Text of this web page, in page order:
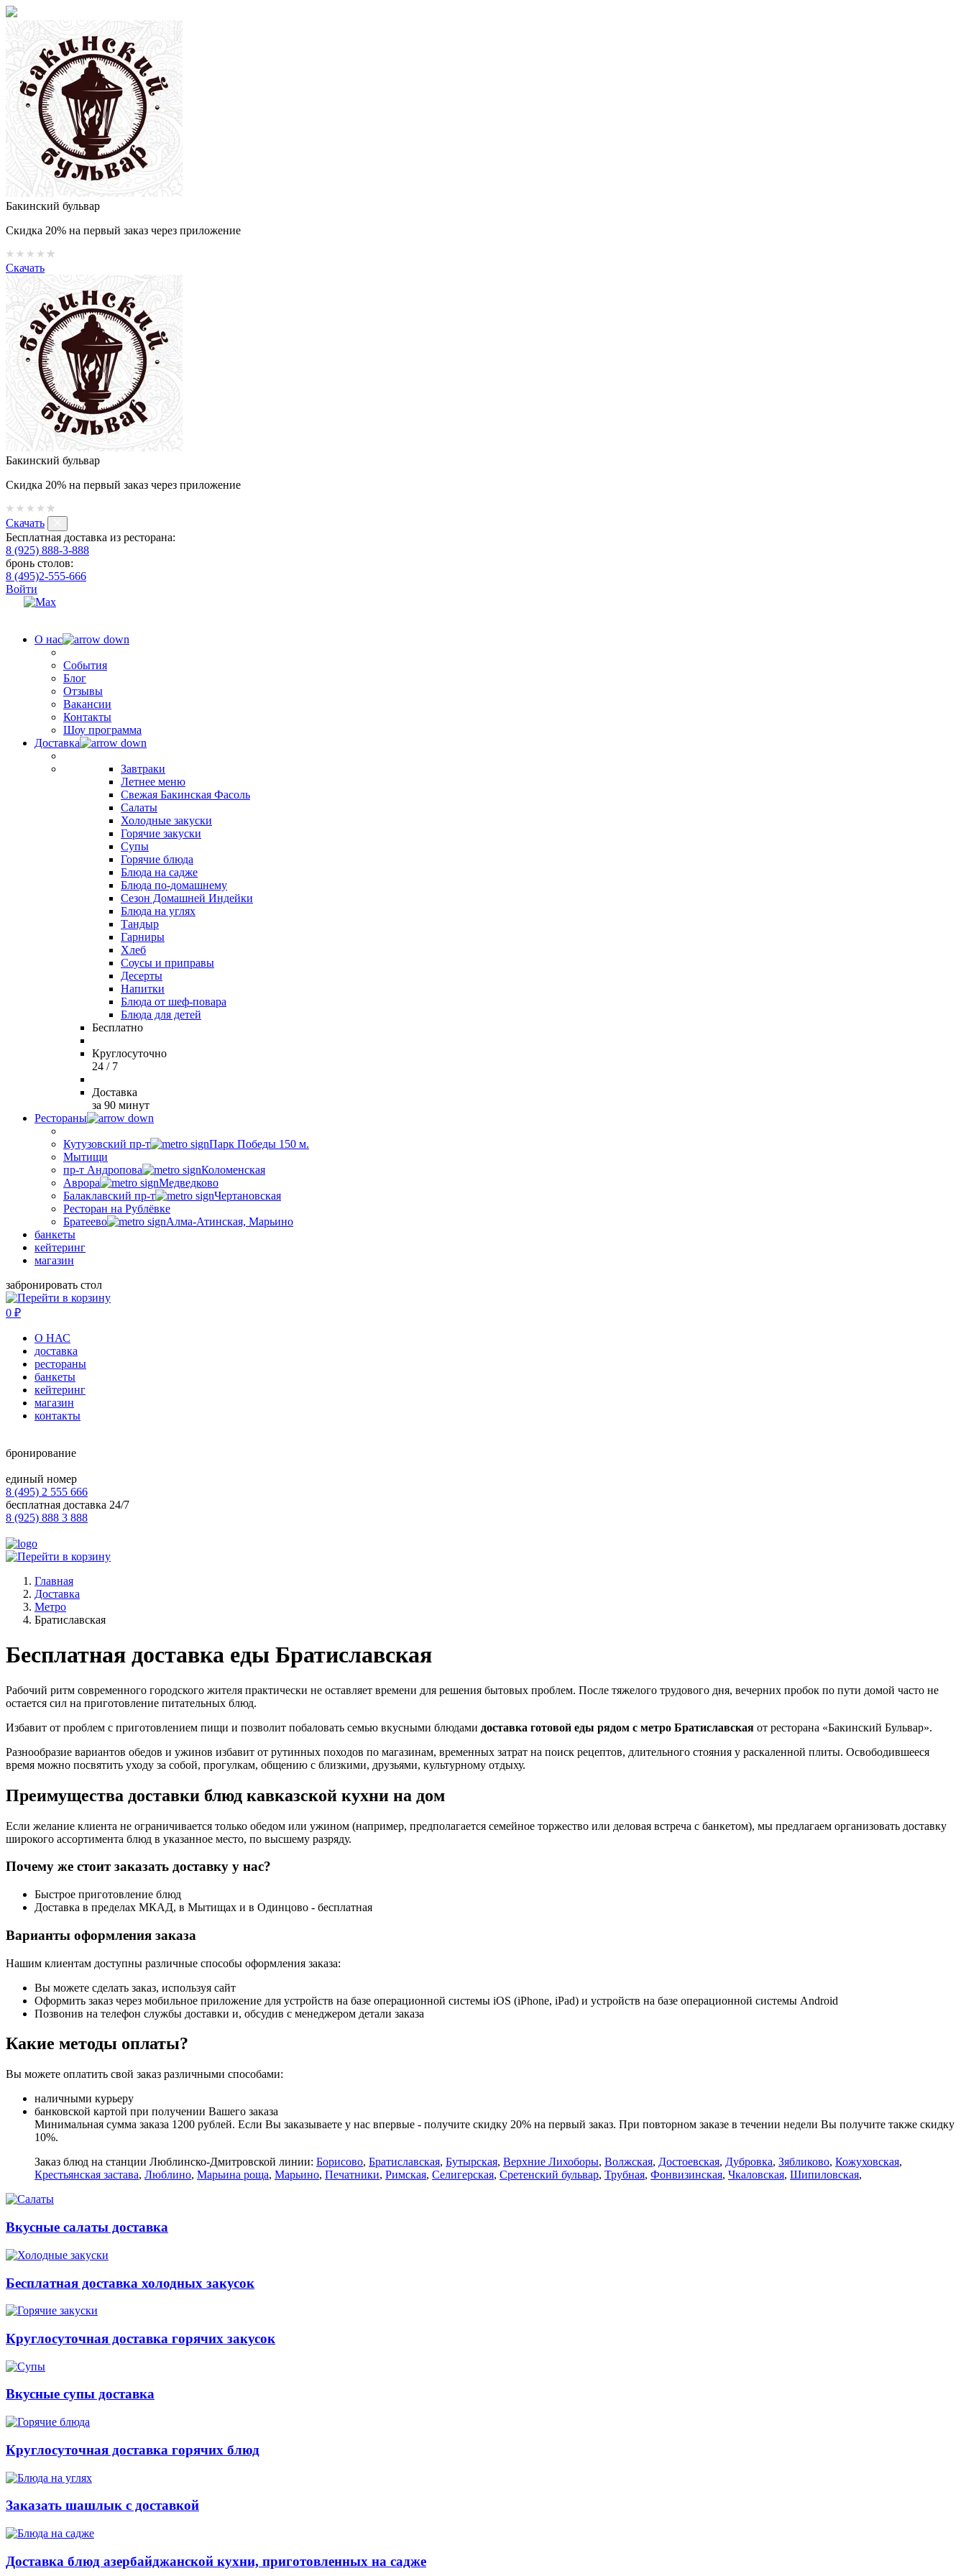
Бакинский бульвар
Скидка 20% на первый заказ через приложение
Скачать
Бакинский бульвар
Скидка 20% на первый заказ через приложение
Скачать
Бесплатная доставка из ресторана:
8 (925) 888-3-888
бронь столов:
8 (495)2-555-666
Войти
О нас
События
Блог
Отзывы
Вакансии
Контакты
Шоу программа
Доставка
Завтраки
Летнее меню
Свежая Бакинская Фасоль
Салаты
Холодные закуски
Горячие закуски
Супы
Горячие блюда
Блюда на садже
Блюда по-домашнему
Сезон Домашней Индейки
Блюда на углях
Тандыр
Гарниры
Хлеб
Соусы и приправы
Десерты
Напитки
Блюда от шеф-повара
Блюда для детей
Бесплатно
Круглосуточно
24 / 7
Доставка
за 90 минут
Рестораны
Кутузовский пр-т
Парк Победы 150 м.
Мытищи
пр-т Андропова
Коломенская
Аврора
Медведково
Балаклавский пр-т
Чертановская
Ресторан на Рублёвке
Братеево
Алма-Атинская, Марьино
банкеты
кейтеринг
магазин
забронировать стол
0 ₽
О НАС
доставка
рестораны
банкеты
кейтеринг
магазин
контакты
бронирование
единый номер
8 (495) 2 555 666
бесплатная доставка 24/7
8 (925) 888 3 888
Главная
Доставка
Метро
Братиславская
Бесплатная доставка еды Братиславская
Рабочий ритм современного городского жителя практически не оставляет времени для решения бытовых проблем. После тяжелого трудового дня, вечерних пробок по пути домой часто не
остается сил на приготовление питательных блюд.
Избавит от проблем с приготовлением пищи и позволит побаловать семью вкусными блюдами доставка готовой еды рядом с метро Братиславская от ресторана «Бакинский Бульвар».
Разнообразие вариантов обедов и ужинов избавит от рутинных походов по магазинам, временных затрат на поиск рецептов, длительного стояния у раскаленной плиты. Освободившееся
время можно посвятить уходу за собой, прогулкам, общению с близкими, друзьями, культурному отдыху.
Преимущества доставки блюд кавказской кухни на дом
Если желание клиента не ограничивается только обедом или ужином (например, предполагается семейное торжество или деловая встреча с банкетом), мы предлагаем организовать доставку
широкого ассортимента блюд в указанное место, по высшему разряду.
Почему же стоит заказать доставку у нас?
Быстрое приготовление блюд
Доставка в пределах МКАД, в Мытищах и в Одинцово - бесплатная
Варианты оформления заказа
Нашим клиентам доступны различные способы оформления заказа:
Вы можете сделать заказ, используя сайт
Оформить заказ через мобильное приложение для устройств на базе операционной системы iOS (iPhone, iPad) и устройств на базе операционной системы Android
Позвонив на телефон службы доставки и, обсудив с менеджером детали заказа
Какие методы оплаты?
Вы можете оплатить свой заказ различными способами:
наличными курьеру
банковской картой при получении Вашего заказа
Минимальная сумма заказа 1200 рублей. Если Вы заказываете у нас впервые - получите скидку 20% на первый заказ. При повторном заказе в течении недели Вы получите также скидку
10%.
Заказ блюд на станции Люблинско-Дмитровской линии: Борисово, Братиславская, Бутырская, Верхние Лихоборы, Волжская, Достоевская, Дубровка, Зябликово, Кожуховская,
Крестьянская застава, Люблино, Марьина роща, Марьино, Печатники, Римская, Селигерская, Сретенский бульвар, Трубная, Фонвизинская, Чкаловская, Шипиловская,
Вкусные салаты доставка
Бесплатная доставка холодных закусок
Круглосуточная доставка горячих закусок
Вкусные супы доставка
Круглосуточная доставка горячих блюд
Заказать шашлык с доставкой
Доставка блюд азербайджанской кухни, приготовленных на садже